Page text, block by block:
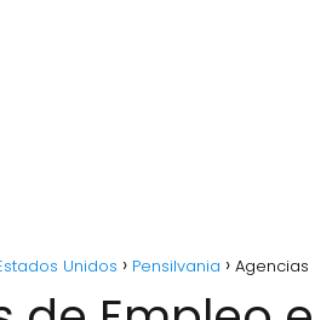
Unidos Pensilvania Agencias